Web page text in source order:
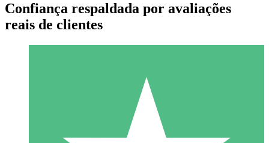
Pacotes de Créditos Individuais
Pague conforme o uso com créditos de download. Sem
Confiança respaldada por avaliações
reais de clientes